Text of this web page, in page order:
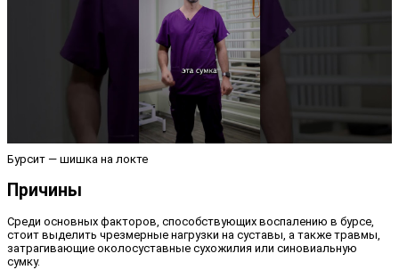
Бурсит — шишка на локте
Причины
Среди основных факторов, способствующих воспалению в бурсе,
стоит выделить чрезмерные нагрузки на суставы, а также травмы,
затрагивающие околосуставные сухожилия или синовиальную
сумку.